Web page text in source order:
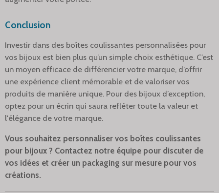
Conclusion
Investir dans des boîtes coulissantes personnalisées pour
vos bijoux est bien plus qu’un simple choix esthétique. C’est
un moyen efficace de différencier votre marque, d’offrir
une expérience client mémorable et de valoriser vos
produits de manière unique. Pour des bijoux d’exception,
optez pour un écrin qui saura refléter toute la valeur et
l'élégance de votre marque.
Vous souhaitez personnaliser vos boîtes coulissantes
pour bijoux ? Contactez notre équipe pour discuter de
vos idées et créer un packaging sur mesure pour vos
créations.